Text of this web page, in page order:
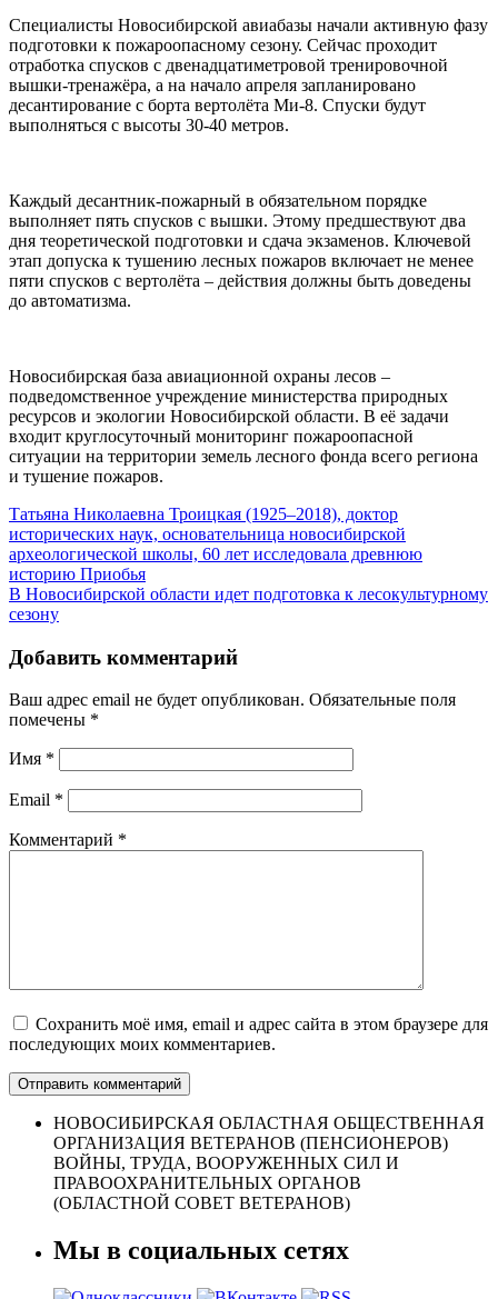
Специалисты Новосибирской авиабазы начали активную фазу
подготовки к пожароопасному сезону. Сейчас проходит
отработка спусков с двенадцатиметровой тренировочной
вышки-тренажёра, а на начало апреля запланировано
десантирование с борта вертолёта Ми-8. Спуски будут
выполняться с высоты 30-40 метров.
Каждый десантник-пожарный в обязательном порядке
выполняет пять спусков с вышки. Этому предшествуют два
дня теоретической подготовки и сдача экзаменов. Ключевой
этап допуска к тушению лесных пожаров включает не менее
пяти спусков с вертолёта – действия должны быть доведены
до автоматизма.
Новосибирская база авиационной охраны лесов –
подведомственное учреждение министерства природных
ресурсов и экологии Новосибирской области. В её задачи
входит круглосуточный мониторинг пожароопасной
ситуации на территории земель лесного фонда всего региона
и тушение пожаров.
Татьяна Николаевна Троицкая (1925–2018), доктор
исторических наук, основательница новосибирской
археологической школы, 60 лет исследовала древнюю
историю Приобья
В Новосибирской области идет подготовка к лесокультурному
сезону
Добавить комментарий
Ваш адрес email не будет опубликован. Обязательные поля
помечены *
Имя *
Email *
Комментарий *
Сохранить моё имя, email и адрес сайта в этом браузере для
последующих моих комментариев.
НОВОСИБИРСКАЯ ОБЛАСТНАЯ ОБЩЕСТВЕННАЯ
ОРГАНИЗАЦИЯ ВЕТЕРАНОВ (ПЕНСИОНЕРОВ)
ВОЙНЫ, ТРУДА, ВООРУЖЕННЫХ СИЛ И
ПРАВООХРАНИТЕЛЬНЫХ ОРГАНОВ
(ОБЛАСТНОЙ СОВЕТ ВЕТЕРАНОВ)
Мы в социальных сетях